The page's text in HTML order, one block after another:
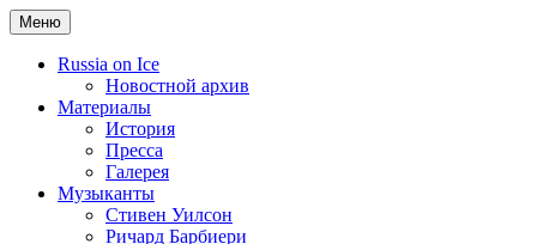
Меню
Russia on Ice
Новостной архив
Материалы
История
Пресса
Галерея
Музыканты
Стивен Уилсон
Ричард Барбиери